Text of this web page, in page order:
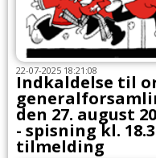
22-07-2025 18:21:08
Indkaldelse til
den 27. august
- spisning kl.
tilmelding